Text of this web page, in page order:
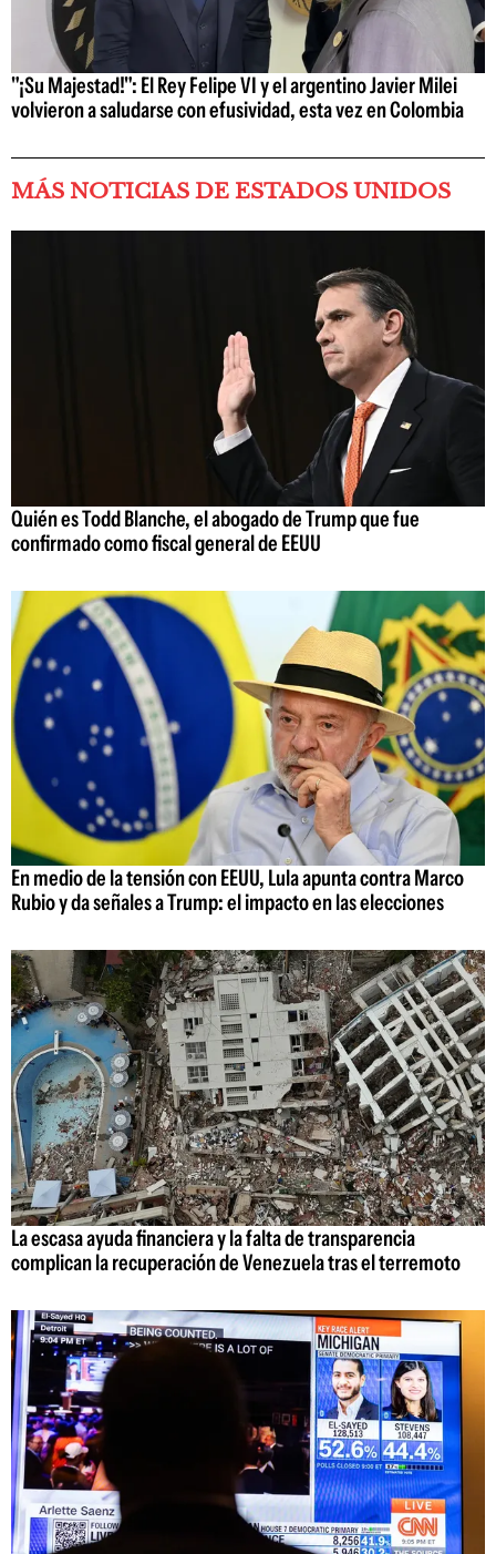
"¡Su Majestad!": El Rey Felipe VI y el argentino Javier Milei
volvieron a saludarse con efusividad, esta vez en Colombia
MÁS NOTICIAS DE ESTADOS UNIDOS
Quién es Todd Blanche, el abogado de Trump que fue
confirmado como fiscal general de EEUU
En medio de la tensión con EEUU, Lula apunta contra Marco
Rubio y da señales a Trump: el impacto en las elecciones
La escasa ayuda financiera y la falta de transparencia
complican la recuperación de Venezuela tras el terremoto